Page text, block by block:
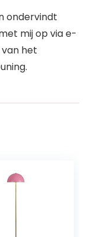
ondervindt
mij op via e-
het